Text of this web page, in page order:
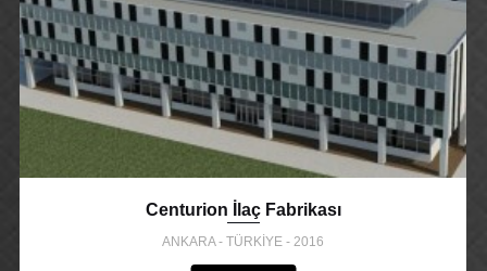
Centurion İlaç Fabrikası
ANKARA - TÜRKİYE - 2016